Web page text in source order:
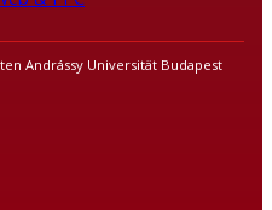
Andrássy Universität Budapest